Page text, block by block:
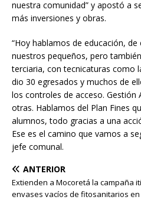
nuestra comunidad” y apostó a
más inversiones y obras.
“Hoy hablamos de educación,
nuestros pequeños, pero
terciaria, con tecnicaturas como
dio 30 egresados y muchos de
los controles de acceso.
otras. Hablamos del Plan Fines
alumnos, todo gracias a una
Ese es el camino que vamos a
jefe comunal.
ANTERIOR
Extienden a Mocoretá la campaña
envases vacíos de fitosanitarios